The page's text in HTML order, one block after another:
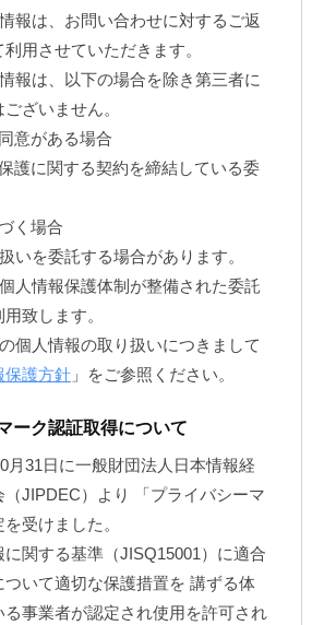
報は、お問い合わせに対するご返
用させていただきます。
報は、以下の場合を除き第三者に
ざいません。
意がある場合
護に関する契約を締結している委
く場合
いを委託する場合があります。
人情報保護体制が整備された委託
致します。
個人情報の取り扱いにつきまして
保護方針 」をご参照ください。
ーク認証取得について
月31日に一般財団法人日本情報経
JIPDEC）より 「プライバシーマ
受けました。
に関する基準（JISQ15001）に適合
ついて適切な保護措置を 講ずる体
事業者が認定され使用を許可され